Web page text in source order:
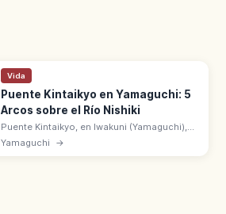
Vida
Puente Kintaikyo en Yamaguchi: 5
Arcos sobre el Río Nishiki
Puente Kintaikyo, en Iwakuni (Yamaguchi),
es el puente de madera de 5 arcos sobre el
río Nishiki construido en 1673. 193,3 m de
Yamaguchi →